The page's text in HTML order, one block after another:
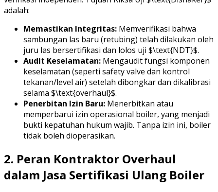
adalah:
Memastikan Integritas: Memverifikasi bahwa
sambungan las baru (retubing) telah dilakukan oleh
juru las bersertifikasi dan lolos uji $\text{NDT}$.
Audit Keselamatan: Mengaudit fungsi komponen
keselamatan (seperti safety valve dan kontrol
tekanan/level air) setelah dibongkar dan dikalibrasi
selama $\text{overhaul}$.
Penerbitan Izin Baru: Menerbitkan atau
memperbarui izin operasional boiler, yang menjadi
bukti kepatuhan hukum wajib. Tanpa izin ini, boiler
tidak boleh dioperasikan.
2. Peran Kontraktor Overhaul
dalam Jasa Sertifikasi Ulang Boiler